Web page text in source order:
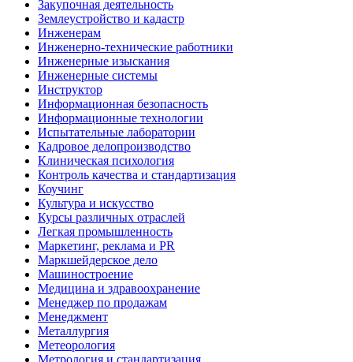
Закупочная деятельность
Землеустройство и кадастр
Инженерам
Инженерно-технические работники
Инженерные изыскания
Инженерные системы
Инструктор
Информационная безопасность
Информационные технологии
Испытательные лаборатории
Кадровое делопроизводство
Клиническая психология
Контроль качества и стандартизация
Коучинг
Культура и искусство
Курсы различных отраслей
Легкая промышленность
Маркетинг, реклама и PR
Маркшейдерское дело
Машиностроение
Медицина и здравоохранение
Менеджер по продажам
Менеджмент
Металлургия
Метеорология
Метрология и стандартизация